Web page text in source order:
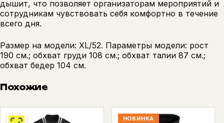
дышит, что позволяет организаторам мероприятий и
сотрудникам чувствовать себя комфортно в течение
всего дня.
Размер на модели: XL/52. Параметры модели: рост
190 см.; обхват груди 108 см.; обхват талии 87 см.;
обхват бедер 104 см.
Похожие
НОВИНКА